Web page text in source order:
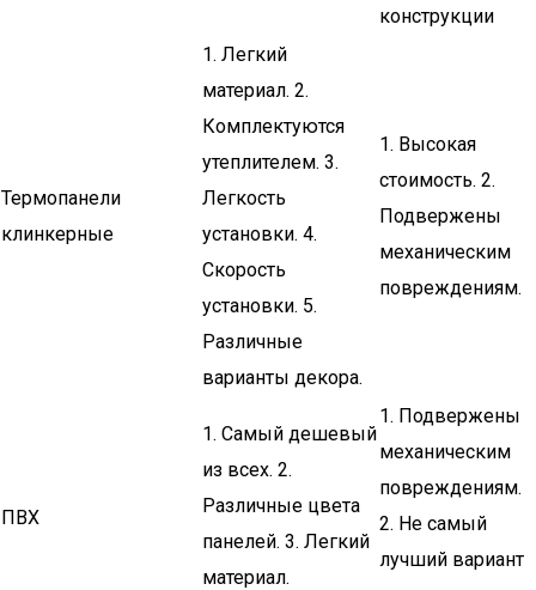
конструкции
Термопанели
клинкерные
1. Легкий
материал. 2.
Комплектуются
утеплителем. 3.
Легкость
установки. 4.
Скорость
установки. 5.
Различные
варианты декора.
1. Высокая
стоимость. 2.
Подвержены
механическим
повреждениям.
ПВХ
1. Самый дешевый
из всех. 2.
Различные цвета
панелей. 3. Легкий
материал.
1. Подвержены
механическим
повреждениям.
2. Не самый
лучший вариант